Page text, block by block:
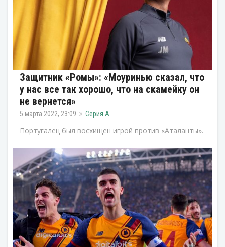
Защитник «Ромы»: «Моуринью сказал, что
у нас все так хорошо, что на скамейку он
не вернется»
5 марта 2022, 23:09 Серия А
Португалец был восхищен игрой против «Аталанты».